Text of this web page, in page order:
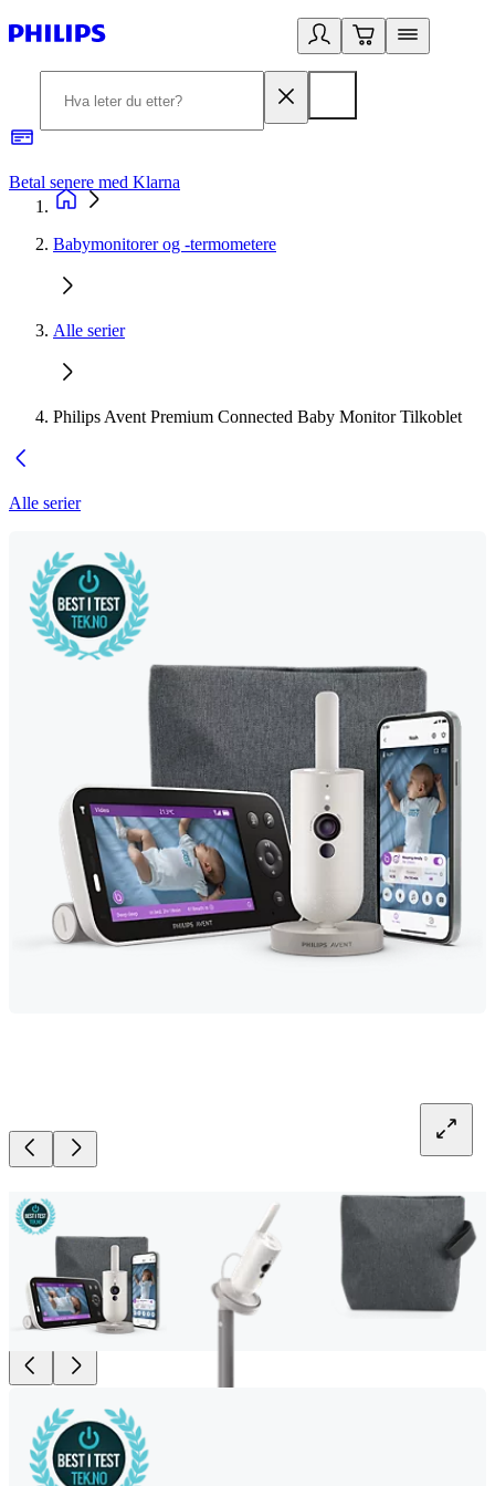
Betal senere med Klarna
Babymonitorer og -termometere
Alle serier
Philips Avent Premium Connected Baby Monitor Tilkoblet
Alle serier